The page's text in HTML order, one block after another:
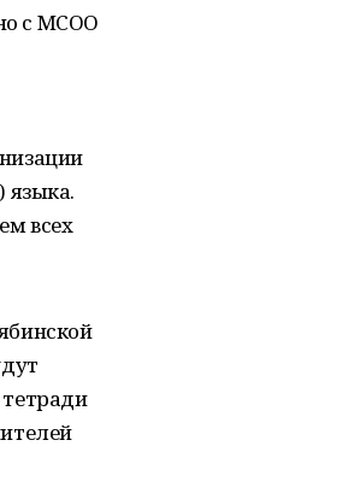
с МСОО
языка.
всех